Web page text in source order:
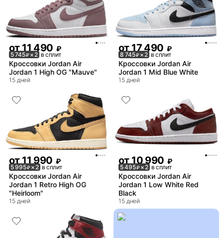
от11 490 ₽
5 745₽× 2 в сплит
Кроссовки Jordan Air
Jordan 1 High OG "Mauve"
15 дней
от17 490 ₽
8 745₽× 2 в сплит
Кроссовки Jordan Air
Jordan 1 Mid Blue White
15 дней
от11 990 ₽
5 995₽× 2 в сплит
Кроссовки Jordan Air
Jordan 1 Retro High OG
"Heirloom"
15 дней
от10 990 ₽
5 495₽× 2 в сплит
Кроссовки Jordan Air
Jordan 1 Low White Red
Black
15 дней